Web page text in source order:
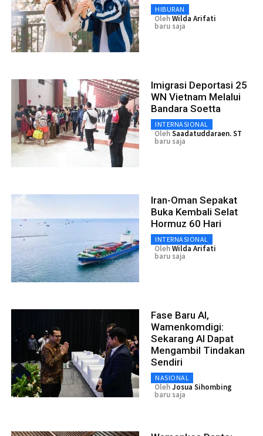
HIBURAN
OlehWilda Arifati
baru saja
Imigrasi Deportasi 25
WN Vietnam Melalui
Bandara Soetta
INTERNASIONAL
OlehSaadatuddaraen. ST
baru saja
Iran-Oman Sepakat
Buka Kembali Selat
Hormuz 60 Hari
INTERNASIONAL
OlehWilda Arifati
baru saja
Fase Baru AI,
Wamenkomdigi:
Sekarang AI Dapat
Mengambil Tindakan
Sendiri
NASIONAL
OlehJosua Sihombing
baru saja